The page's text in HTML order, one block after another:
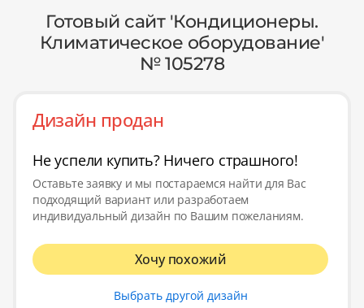
Готовый сайт 'Кондиционеры.
Климатическое оборудование'
№ 105278
Дизайн продан
Не успели купить? Ничего страшного!
Оставьте заявку и мы постараемся найти для Вас
подходящий вариант или разработаем
индивидуальный дизайн по Вашим пожеланиям.
Хочу похожий
Выбрать другой дизайн